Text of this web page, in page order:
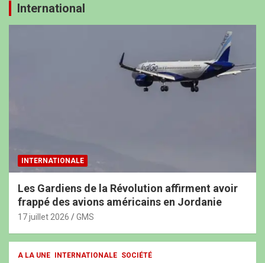
International
INTERNATIONALE
Les Gardiens de la Révolution affirment avoir
frappé des avions américains en Jordanie
17 juillet 2026 GMS
A LA UNE INTERNATIONALE SOCIÉTÉ